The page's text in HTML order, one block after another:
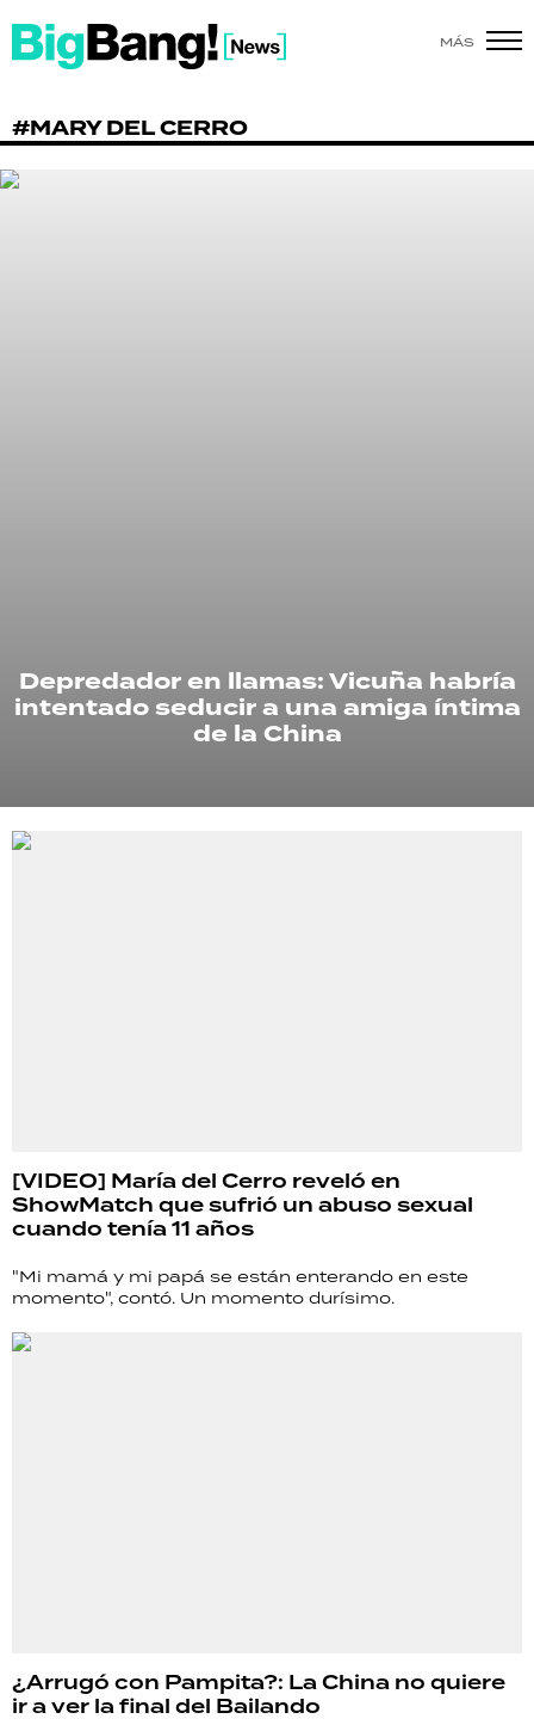
MÁS
#MARY DEL CERRO
Depredador en llamas: Vicuña habría
intentado seducir a una amiga íntima
de la China
[VIDEO] María del Cerro reveló en
ShowMatch que sufrió un abuso sexual
cuando tenía 11 años
"Mi mamá y mi papá se están enterando en este
momento", contó. Un momento durísimo.
¿Arrugó con Pampita?: La China no quiere
ir a ver la final del Bailando
SHOW
POLÍTICA
RECETAS
PALABRAS